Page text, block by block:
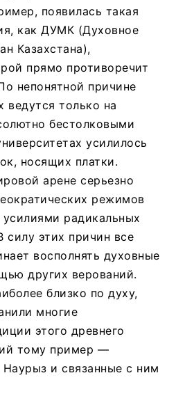
появилась такая
как ДУМК (Духовное
Казахстана),
прямо противоречит
непонятной причине
ведутся только на
бестолковыми
усилилось
носящих платки.
арене серьезно
режимов
радикальных
силу этих причин все
восполнять духовные
других верований.
близко по духу,
многие
этого древнего
тому пример —
и связанные с ним